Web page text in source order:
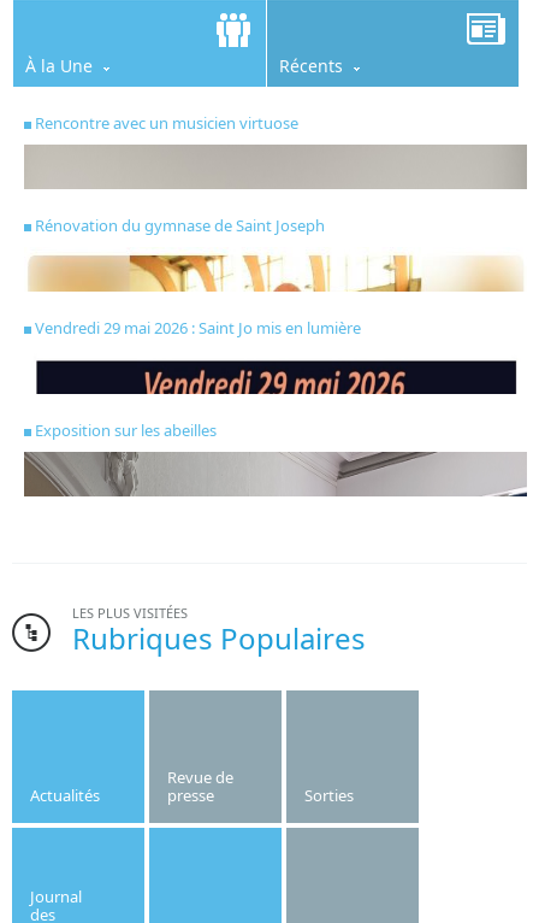
À la Une Récents
Rencontre avec un musicien virtuose
Rénovation du gymnase de Saint Joseph
Vendredi 29 mai 2026 : Saint Jo mis en lumière
Exposition sur les abeilles
LES PLUS VISITÉES
Rubriques Populaires
Actualités
Revue de
presse
Sorties
Journal
des